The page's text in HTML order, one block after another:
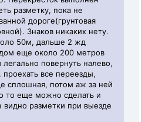
разметку, пока не
дороге(грунтовая
Знаков никаких нету.
50м, дальше 2 жд
еще около 200 метров
повернуть налево,
все переезды,
сплошная, потом аж за ней
то еще можно сделать и
разметки при выезде